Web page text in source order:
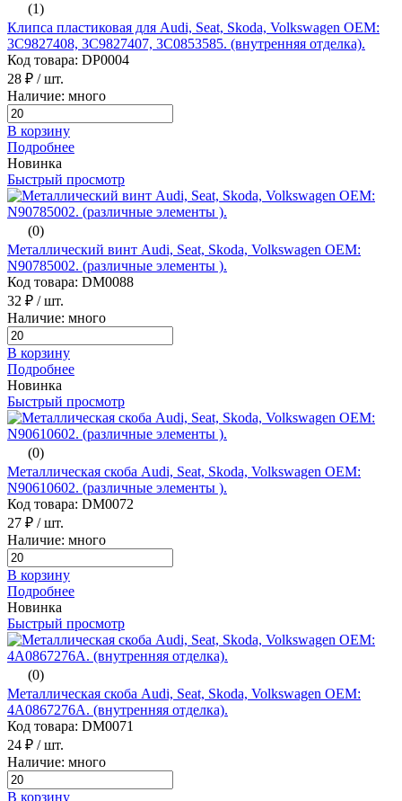
(1)
Клипса пластиковая для Audi, Seat, Skoda, Volkswagen ОЕМ:
3C9827408, 3C9827407, 3C0853585. (внутренняя отделка).
Код товара: DP0004
28 ₽ / шт.
Наличие: много
В корзину
Подробнее
Новинка
Быстрый просмотр
(0)
Металлический винт Audi, Seat, Skoda, Volkswagen ОЕМ:
N90785002. (различные элементы ).
Код товара: DM0088
32 ₽ / шт.
Наличие: много
В корзину
Подробнее
Новинка
Быстрый просмотр
(0)
Металлическая скоба Audi, Seat, Skoda, Volkswagen ОЕМ:
N90610602. (различные элементы ).
Код товара: DM0072
27 ₽ / шт.
Наличие: много
В корзину
Подробнее
Новинка
Быстрый просмотр
(0)
Металлическая скоба Audi, Seat, Skoda, Volkswagen ОЕМ:
4A0867276A. (внутренняя отделка).
Код товара: DM0071
24 ₽ / шт.
Наличие: много
В корзину